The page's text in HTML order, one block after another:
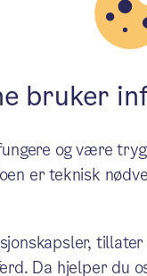
til
og
bruker
og være
er teknisk
Da hjelper du